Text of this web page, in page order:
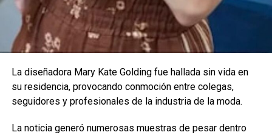
esperanza y resiliencia que para muchos es este
personaje de DC Comics.
La diseñadora Mary Kate Golding fue hallada sin vida en
su residencia, provocando conmoción entre colegas,
seguidores y profesionales de la industria de la moda.
La noticia generó numerosas muestras de pesar dentro